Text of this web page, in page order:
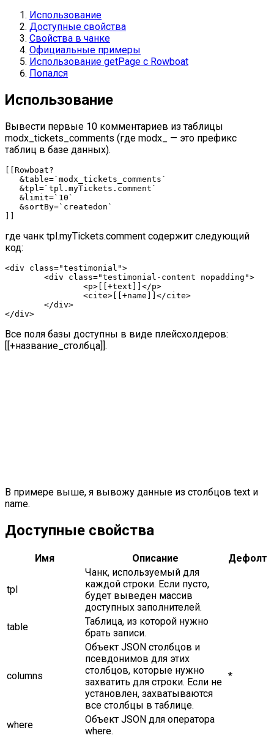
Использование
Доступные свойства
Свойства в чанке
Официальные примеры
Использование getPage с Rowboat
Попался
Использование
Вывести первые 10 комментариев из таблицы
modx_tickets_comments (где modx_ — это префикс
таблиц в базе данных).
[[Rowboat?
   &table=`modx_tickets_comments`
   &tpl=`tpl.myTickets.comment`
   &limit=`10`
   &sortBy=`createdon`
]]
где чанк tpl.myTickets.comment содержит следующий
код:
<div class="testimonial">
</div>
Все поля базы доступны в виде плейсхолдеров:
[[+название_столбца]].
В примере выше, я вывожу данные из столбцов text и
name.
Доступные свойства
Имя Описание Дефолт
tpl
Чанк, используемый для
каждой строки. Если пусто,
будет выведен массив
доступных заполнителей.
table
Таблица, из которой нужно
брать записи.
columns
Объект JSON столбцов и
псевдонимов для этих
столбцов, которые нужно
захватить для строки. Если не
установлен, захватываются
все столбцы в таблице.
*
where
Объект JSON для оператора
where.